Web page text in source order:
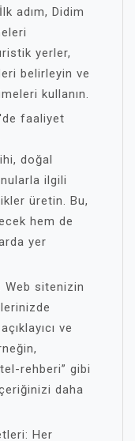
adım, Didim
yerler,
belirleyin ve
kullanın.
faaliyet
doğal
ilgili
üretin. Bu,
hem de
yer
Web sitenizin
ve
rehberi” gibi
daha
Her